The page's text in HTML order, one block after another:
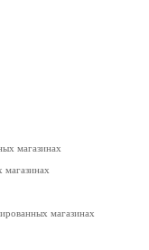
магазинах
магазинах
магазинах